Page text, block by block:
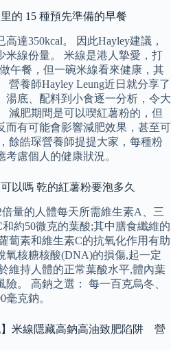
的 15 種預先準備的早餐
達350kcal。 因此Hayley建議，
米線份量。 米線是港人摯愛，打
午餐，但一碗米線看來健康，其
營養師Hayley Leung近日就分享了
湯底、配料到小食逐一分析，令大
減肥期間是可以喫紅薯粉的，但
而有可能會影響減肥效果，甚至可
餘皓琛營養師提提大家，每種粉
慮個人的健康狀況。
以嗎 乾的紅薯粉要泡多久
量的人體每天所需維生素A、三
約50微克的葉酸;其中膳食纖維的
蔔素和維生素C的抗氧化作用有助
氧核糖核酸(DNA)的損傷,起一定
維持人體的正常葉酸水平,體內葉
。 高鈉之選： 每一百克烏冬、
克鈉。
米線隱藏高鈉高油致肥陷阱 營